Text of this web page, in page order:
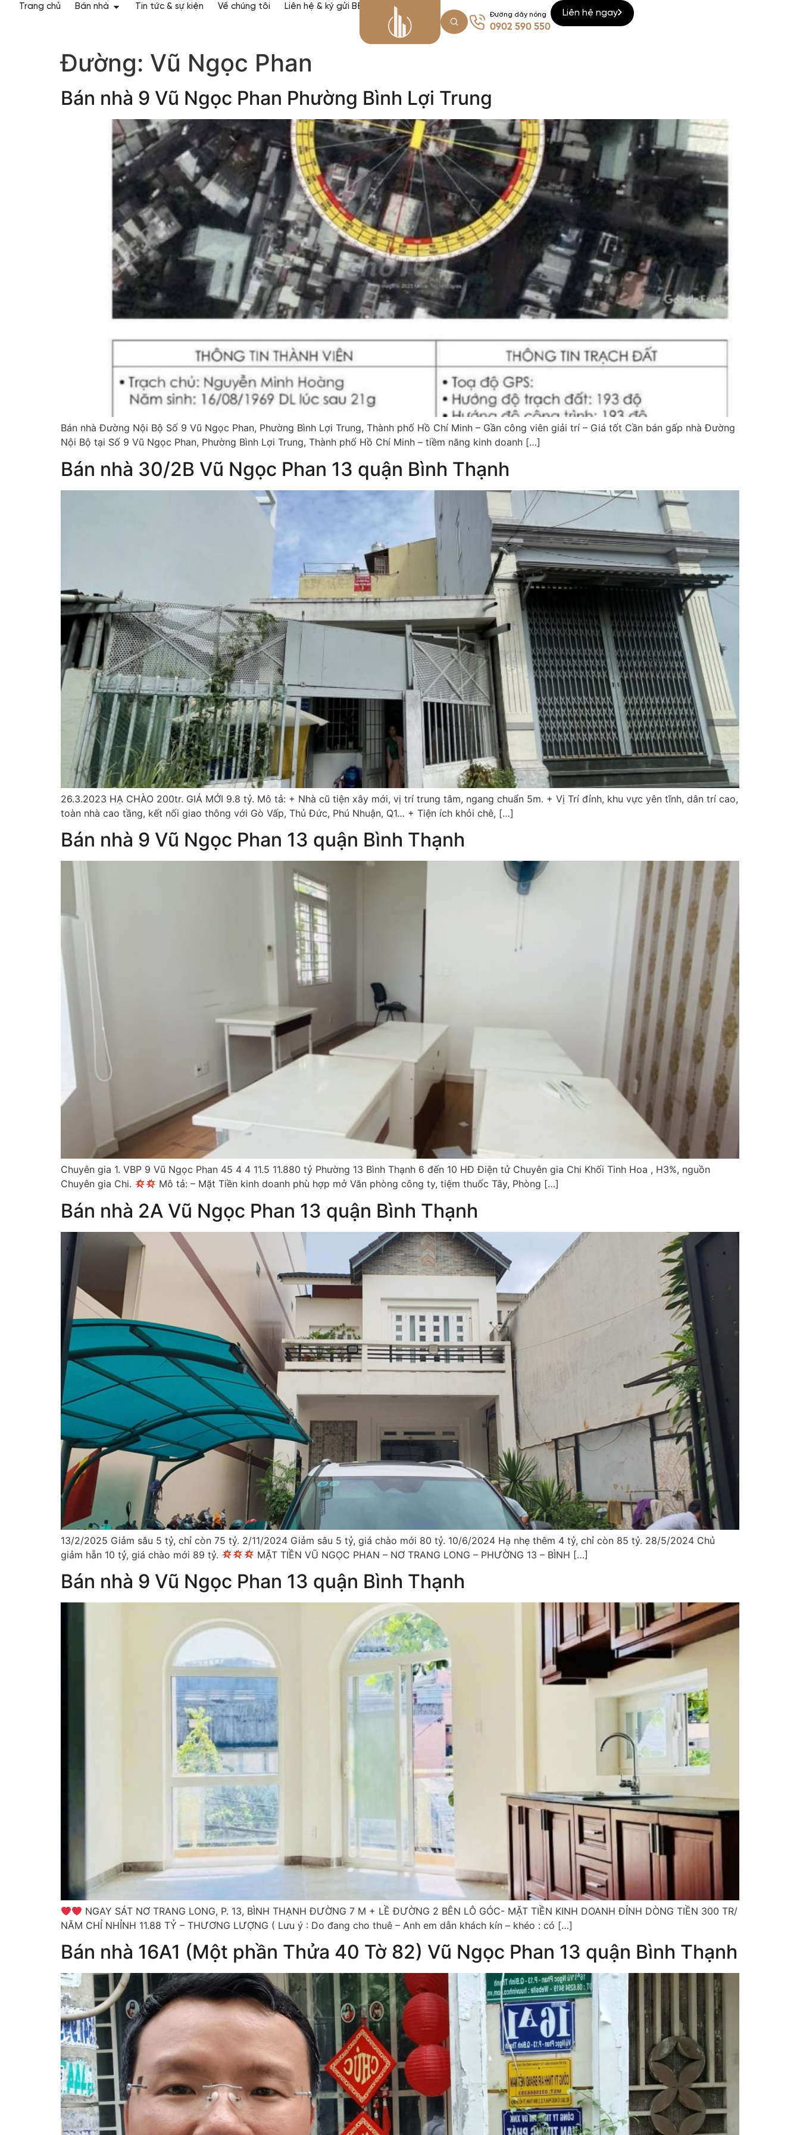
Trang chủ Bán nhà Tin tức & sự kiện Về chúng tôi Liên hệ & ký gửi BĐS
Đường dây nóng
0902 590 550
Liên hệ ngay
Đường: Vũ Ngọc Phan
Bán nhà 9 Vũ Ngọc Phan Phường Bình Lợi Trung
Bán nhà Đường Nội Bộ Số 9 Vũ Ngọc Phan, Phường Bình Lợi Trung, Thành phố Hồ Chí Minh – Gần công viên giải trí – Giá tốt Cần bán gấp nhà Đường
Nội Bộ tại Số 9 Vũ Ngọc Phan, Phường Bình Lợi Trung, Thành phố Hồ Chí Minh – tiềm năng kinh doanh […]
Bán nhà 30/2B Vũ Ngọc Phan 13 quận Bình Thạnh
26.3.2023 HẠ CHÀO 200tr. GIÁ MỚI 9.8 tỷ. Mô tả: + Nhà cũ tiện xây mới, vị trí trung tâm, ngang chuẩn 5m. + Vị Trí đỉnh, khu vực yên tĩnh, dân trí cao,
toàn nhà cao tầng, kết nối giao thông với Gò Vấp, Thủ Đức, Phú Nhuận, Q1… + Tiện ích khỏi chê, […]
Bán nhà 9 Vũ Ngọc Phan 13 quận Bình Thạnh
Chuyên gia 1. VBP 9 Vũ Ngọc Phan 45 4 4 11.5 11.880 tỷ Phường 13 Bình Thạnh 6 đến 10 HĐ Điện tử Chuyên gia Chi Khối Tinh Hoa , H3%, nguồn
Chuyên gia Chi.
Mô tả: – Mặt Tiền kinh doanh phù hợp mở Văn phòng công ty, tiệm thuốc Tây, Phòng […]
Bán nhà 2A Vũ Ngọc Phan 13 quận Bình Thạnh
13/2/2025 Giảm sâu 5 tỷ, chỉ còn 75 tỷ. 2/11/2024 Giảm sâu 5 tỷ, giá chào mới 80 tỷ. 10/6/2024 Hạ nhẹ thêm 4 tỷ, chỉ còn 85 tỷ. 28/5/2024 Chủ
giảm hẵn 10 tỷ, giá chào mới 89 tỷ.
MẶT TIỀN VŨ NGỌC PHAN – NƠ TRANG LONG – PHƯỜNG 13 – BÌNH […]
Bán nhà 9 Vũ Ngọc Phan 13 quận Bình Thạnh
NGAY SÁT NƠ TRANG LONG, P. 13, BÌNH THẠNH ĐƯỜNG 7 M + LỀ ĐƯỜNG 2 BÊN LÔ GÓC- MẶT TIỀN KINH DOANH ĐỈNH DÒNG TIỀN 300 TR/
NĂM CHỈ NHỈNH 11.88 TỶ – THƯƠNG LƯỢNG ( Lưu ý : Do đang cho thuê – Anh em dẫn khách kín – khéo : có […]
Bán nhà 16A1 (Một phần Thửa 40 Tờ 82) Vũ Ngọc Phan 13 quận Bình Thạnh